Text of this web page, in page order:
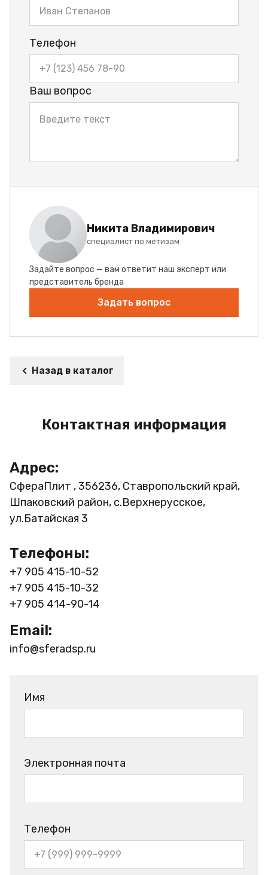
Телефон
Ваш вопрос
Никита Владимирович
специалист по метизам
Задайте вопрос — вам ответит наш эксперт или
представитель бренда
Задать вопрос
Назад в каталог
Контактная информация
Адрес:
СфераПлит , 356236, Ставропольский край,
Шпаковский район, с.Верхнерусское,
ул.Батайская 3
Телефоны:
+7 905 415-10-52
+7 905 415-10-32
+7 905 414-90-14
Email:
info@sferadsp.ru
Имя
Электронная почта
Телефон